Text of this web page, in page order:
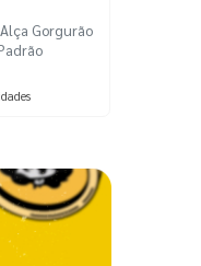
Gorgurão